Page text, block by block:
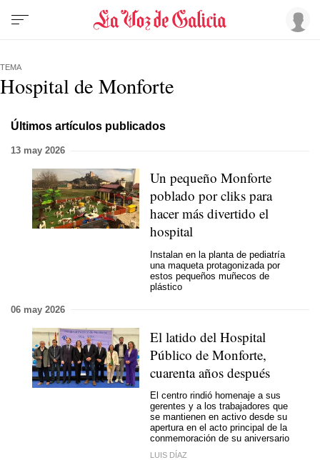
TEMA
Hospital de Monforte
Últimos artículos publicados
13 may 2026
Un pequeño Monforte
poblado por cliks para
hacer más divertido el
hospital
Instalan en la planta de pediatría
una maqueta protagonizada por
estos pequeños muñecos de
plástico
06 may 2026
El latido del Hospital
Público de Monforte,
cuarenta años después
El centro rindió homenaje a sus
gerentes y a los trabajadores que
se mantienen en activo desde su
apertura en el acto principal de la
conmemoración de su aniversario
LUIS DÍAZ